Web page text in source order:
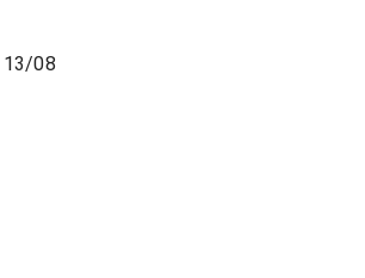
13/08